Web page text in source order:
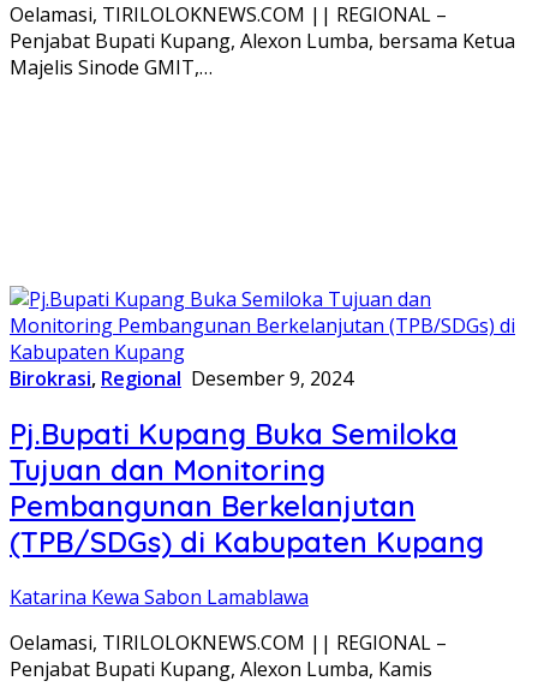
Oelamasi, TIRILOLOKNEWS.COM || REGIONAL –
Penjabat Bupati Kupang, Alexon Lumba, bersama Ketua
Majelis Sinode GMIT,…
Birokrasi, Regional Desember 9, 2024
Pj.Bupati Kupang Buka Semiloka
Tujuan dan Monitoring
Pembangunan Berkelanjutan
(TPB/SDGs) di Kabupaten Kupang
Katarina Kewa Sabon Lamablawa
Oelamasi, TIRILOLOKNEWS.COM || REGIONAL –
Penjabat Bupati Kupang, Alexon Lumba, Kamis